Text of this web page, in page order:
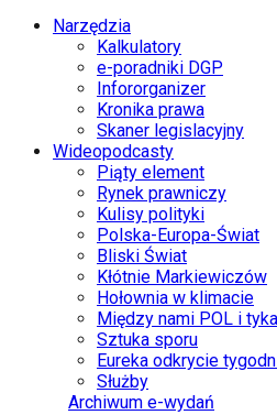
Narzędzia
Kalkulatory
e-poradniki DGP
Infororganizer
Kronika prawa
Skaner legislacyjny
Wideopodcasty
Piąty element
Rynek prawniczy
Kulisy polityki
Polska-Europa-Świat
Bliski Świat
Kłótnie Markiewiczów
Hołownia w klimacie
Między nami POL i tyka
Sztuka sporu
Eureka odkrycie
Służby
Archiwum e-wydań